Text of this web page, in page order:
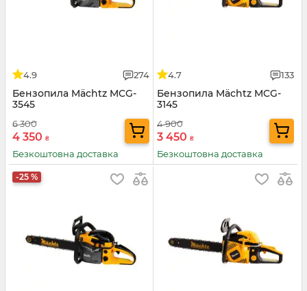
4.9 274
Бензопила Mächtz MCG-
3545
6 300
4 350 ₴
Безкоштовна доставка
4.7 133
Бензопила Mächtz MCG-
3145
4 900
3 450 ₴
Безкоштовна доставка
-25 %